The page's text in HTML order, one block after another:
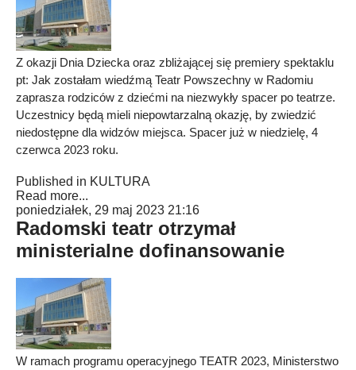
Z okazji Dnia Dziecka oraz zbliżającej się premiery spektaklu
pt: Jak zostałam wiedźmą Teatr Powszechny w Radomiu
zaprasza rodziców z dziećmi na niezwykły spacer po teatrze.
Uczestnicy będą mieli niepowtarzalną okazję, by zwiedzić
niedostępne dla widzów miejsca. Spacer już w niedzielę, 4
czerwca 2023 roku.
Published in KULTURA
Read more...
poniedziałek, 29 maj 2023 21:16
Radomski teatr otrzymał
ministerialne dofinansowanie
W ramach programu operacyjnego TEATR 2023, Ministerstwo